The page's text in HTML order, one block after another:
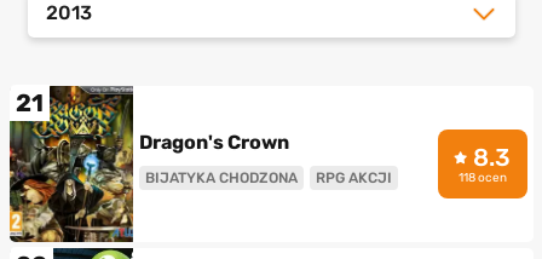
2013
21
Dragon's Crown
BIJATYKA CHODZONA RPG AKCJI
8.3
118 ocen